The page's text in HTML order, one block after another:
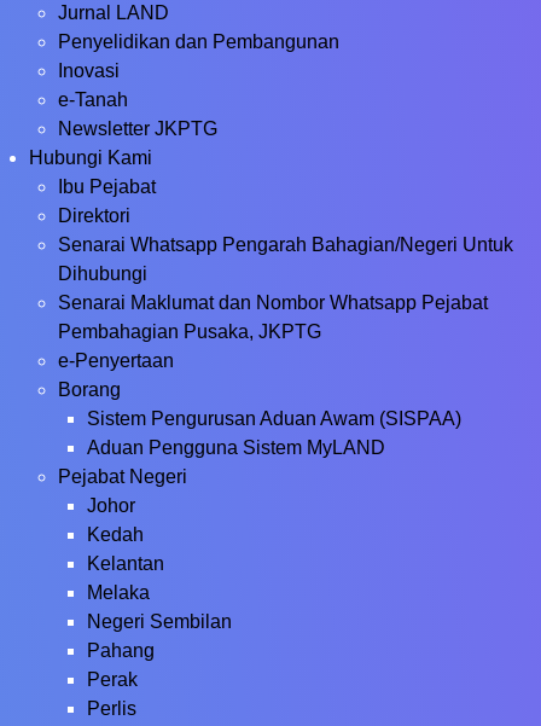
Jurnal LAND
Penyelidikan dan Pembangunan
Inovasi
e-Tanah
Newsletter JKPTG
Hubungi Kami
Ibu Pejabat
Direktori
Senarai Whatsapp Pengarah Bahagian/Negeri Untuk
Dihubungi
Senarai Maklumat dan Nombor Whatsapp Pejabat
Pembahagian Pusaka, JKPTG
e-Penyertaan
Borang
Sistem Pengurusan Aduan Awam (SISPAA)
Aduan Pengguna Sistem MyLAND
Pejabat Negeri
Johor
Kedah
Kelantan
Melaka
Negeri Sembilan
Pahang
Perak
Perlis